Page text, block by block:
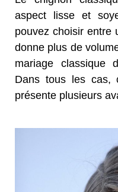
aspect lisse et
pouvez choisir entre
donne plus de
mariage classique
Dans tous les cas,
présente plusieurs